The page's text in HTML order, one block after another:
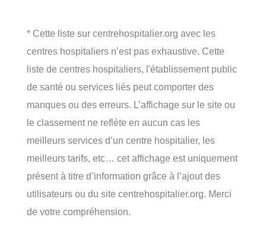
* Cette liste sur centrehospitalier.org avec les
centres hospitaliers n’est pas exhaustive. Cette
liste de centres hospitaliers, l'établissement public
de santé ou services liés peut comporter des
manques ou des erreurs. L’affichage sur le site ou
le classement ne reflète en aucun cas les
meilleurs services d’un centre hospitalier, les
meilleurs tarifs, etc… cet affichage est uniquement
présent à titre d’information grâce à l’ajout des
utilisateurs ou du site centrehospitalier.org. Merci
de votre compréhension.